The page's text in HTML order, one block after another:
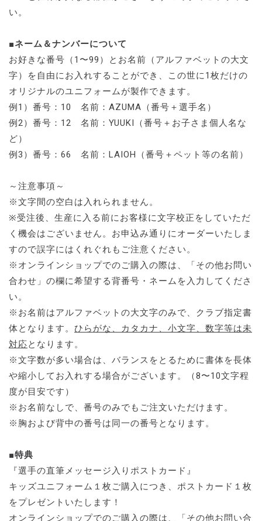
い。
■ネーム＆ナンバーについて
お好きな番号（1〜99）とお名前（アルファベットの大文
字）を自由にお入れすることができ、この世に1枚だけの
オリジナルのユニフォームが製作できます。
例1）番号：10 名前：AZUMA（番号＋選手名）
例2）番号：12 名前：YUUKI（番号＋お子さま個人名な
ど）
例3）番号：66 名前：LAIOH（番号＋ペット等の名前）
～注意事項～
※文字間の空白は入れられません。
※受注後、生産に入る前にお客様に文字校正をしていただ
く機会はございません。お申込み通りにオーダーいたしま
すので誤字にはくれぐれもご注意ください。
※オンラインショップでのご購入の際は、「その他お問い
合わせ」の欄に希望する背番号・ネームを入力してくださ
い。
※お名前はアルファベットの大文字のみで、クラブ指定書
体となります。 ひらがな、カタカナ、小文字、数字等は未
対応となります。
※文字数が多い場合は、バランスをとるために書体を長体
や縮小してお入れする場合がございます。（8〜10文字程
度が目安です）
※お名前なしで、番号のみでもご注文いただけます。
※胸および背中の番号は同一の番号となります。
■特典
『選手の直筆メッセージ入りポストカード』
キッズユニフォーム１枚ご購入につき、ポストカード１枚
をプレゼントいたします！
オンラインショップでのご購入の際は、
「その他お問い合